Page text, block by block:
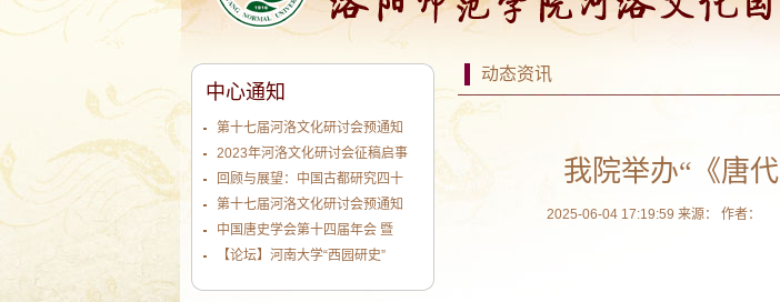
动态资讯
我院举办“《唐
2025-06-04 17:19:59 来源： 作者：
中心通知
第十七届河洛文化研讨会预通知
2023年河洛文化研讨会征稿启事
回顾与展望：中国古都研究四十
第十七届河洛文化研讨会预通知
中国唐史学会第十四届年会 暨
【论坛】河南大学“西园研史”